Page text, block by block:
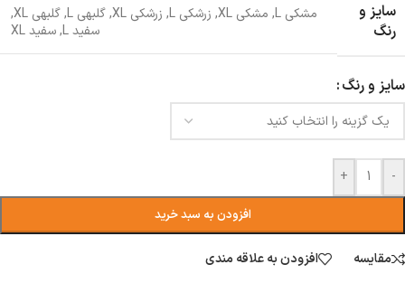
سایز و
رنگ
مشکی L , مشکی XL , زرشکی L , زرشکی XL ,گلبهی L ,گلبهی XL
,
سفید L ,سفید XL
سایز و رنگ
-
+
افزودن به سبد خرید
مقایسه افزودن به علاقه مندی